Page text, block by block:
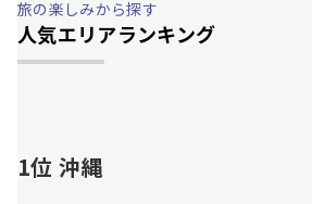
旅の楽しみから探す
人気エリアランキング
1位 沖縄